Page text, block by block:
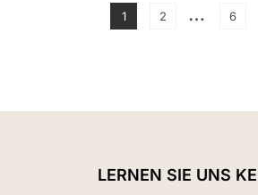
Page
1 Page
2 … Page
6
LERNEN SIE UNS